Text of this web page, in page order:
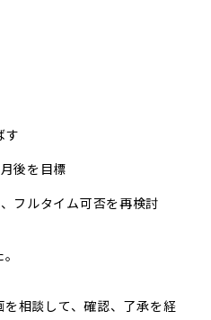
す
後を目標
フルタイム可否を再検討
相談して、確認、了承を経